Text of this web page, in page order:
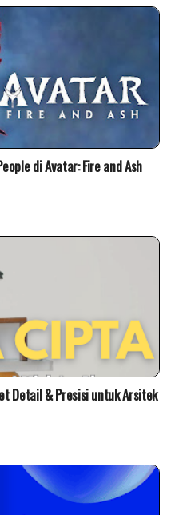
di Avatar: Fire and Ash
Detail & Presisi untuk Arsitek